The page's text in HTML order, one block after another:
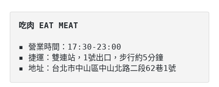
吃肉 EAT MEAT
▪️ 營業時間：17:30-23:00
▪️ 捷運：雙連站，1號出口，步行約5分鐘
▪️ 地址：台北市中山區中山北路二段62巷1號